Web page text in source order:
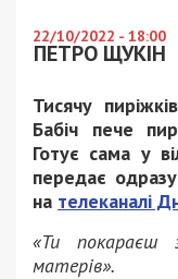
22/10/2022 - 18:00
ПЕТРО ЩУКІН
Тисячу
Бабіч пече
Готує сама у
передає
на телеканалі
«Ти покараєш
матерів».